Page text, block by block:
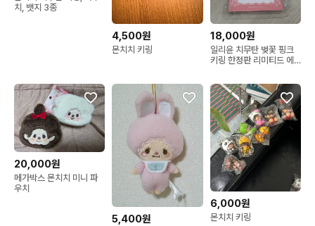
치, 뱃지 3종
4,500원
몬치치 키링
18,000원
일리윤 치무탄 벚꽃 핑크
키링 한정판 리미티드 에
20,000원
메가박스 몬치치 미니 파
우치
5,400원
6,000원
몬치치 키링